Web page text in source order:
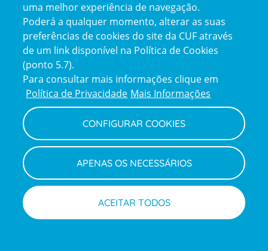
Reclamações
e
elogios
Policy
Política de Privacidade e Cookies
Termos e Condições
Declaração de Acessibilidade
Canal de Denúncias
Informações legais
uma melhor experiência de navegação.
Poderá a qualquer momento, alterar as suas
preferências de cookies do site da CUF através
de um link disponível na Política de Cookies
(ponto 5.7).
Para consultar mais informações clique em
Política de Privacidade Mais Informações
CONFIGURAR COOKIES
APENAS OS NECESSÁRIOS
ACEITAR TODOS